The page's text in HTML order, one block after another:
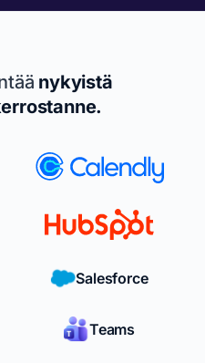
nykyistä
Salesforce
Teams